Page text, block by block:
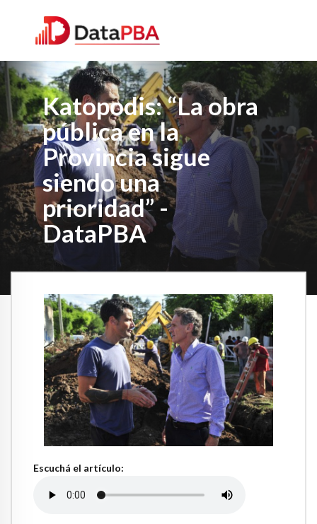
Katopodis: “La obra
pública en la
Provincia sigue
siendo una
prioridad” -
DataPBA
Escuchá el artículo: